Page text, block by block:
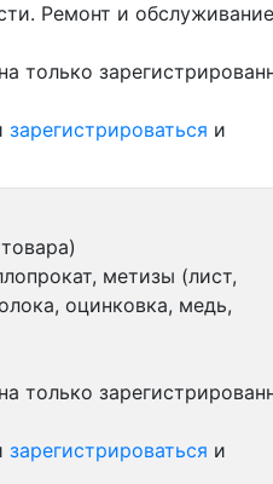
Ремонт и
только
зарегистрироваться и
метизы (лист,
оцинковка, медь,
только
зарегистрироваться и